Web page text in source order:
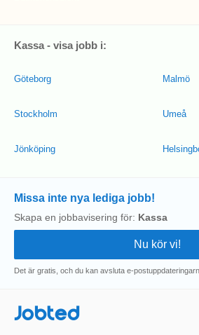
Kassa - visa jobb i:
Göteborg
Stockholm
Jönköping
Malmö
Umeå
Missa inte nya lediga jobb!
Skapa en jobbavisering för: Kassa
Det är gratis, och du kan avsluta e-
Jobted